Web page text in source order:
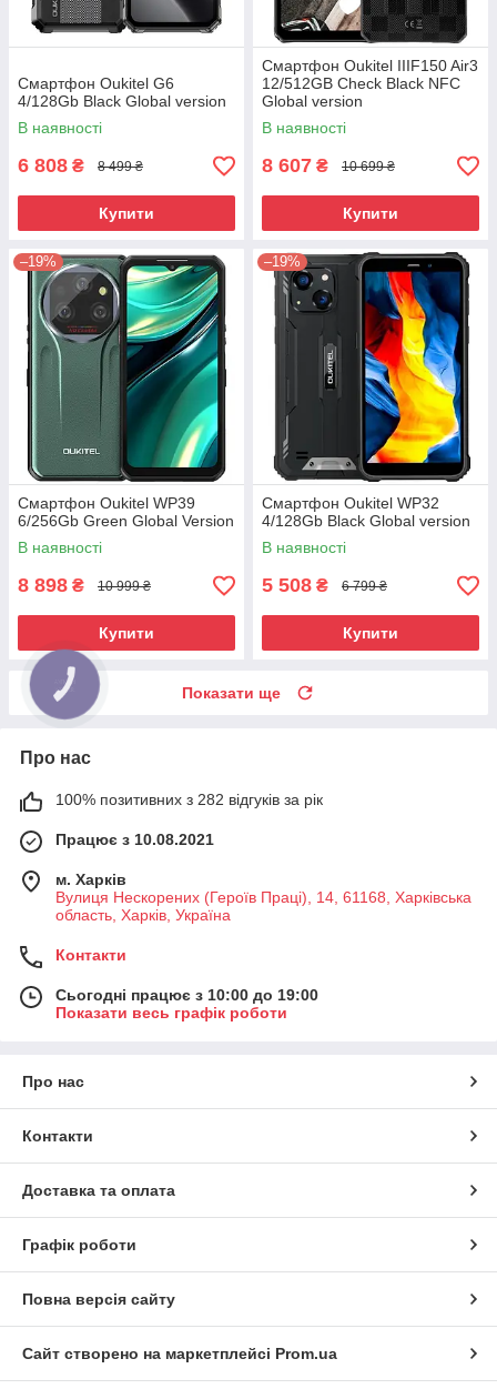
Смартфон Oukitel G6
4/128Gb Black Global version
В наявності
6 808 ₴ 8 499 ₴
Купити
Смартфон Oukitel IIIF150 Air3
12/512GB Check Black NFC
Global version
В наявності
8 607 ₴ 10 699 ₴
Купити
–19%
Смартфон Oukitel WP39
6/256Gb Green Global Version
В наявності
8 898 ₴ 10 999 ₴
Купити
–19%
Смартфон Oukitel WP32
4/128Gb Black Global version
В наявності
5 508 ₴ 6 799 ₴
Купити
Показати ще
Про нас
100% позитивних з 282 відгуків за рік
Працює з 10.08.2021
м. Харків
Вулиця Нескорених (Героїв Праці), 14, 61168, Харківська
область, Харків, Україна
Контакти
Сьогодні працює з 10:00 до 19:00
Показати весь графік роботи
Про нас
Контакти
Доставка та оплата
Графік роботи
Повна версія сайту
Сайт створено на маркетплейсі Prom.ua